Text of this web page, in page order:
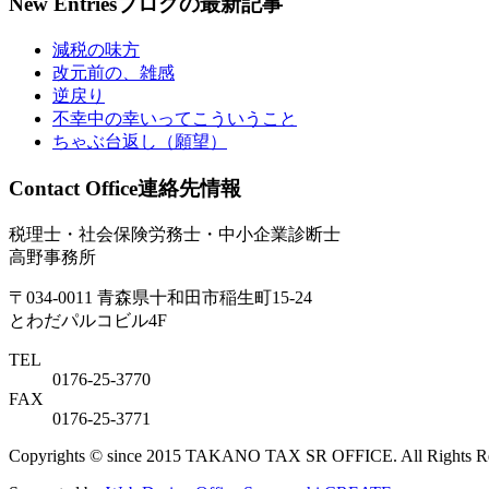
減税の味方
改元前の、雑感
逆戻り
不幸中の幸いってこういうこと
ちゃぶ台返し（願望）
Contact Office連絡先情報
税理士・社会保険労務士・中小企業診断士
高野事務所
〒034-0011 青森県十和田市稲生町15-24
とわだパルコビル4F
TEL
0176-25-3770
FAX
0176-25-3771
Copyrights © since 2015 TAKANO TAX SR OFFICE. All Rights